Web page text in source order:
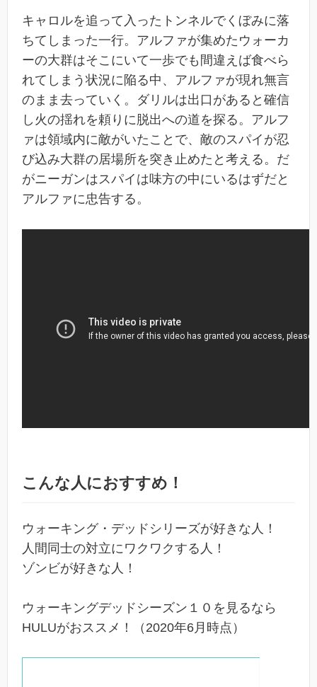
キャロルを追って入ったトンネルでくぼみに落
ちてしまった一行。アルファが集めたウォーカ
ーの大群はそこにいて一歩でも間違えば食べら
れてしまう状況に陥る中、アルファが現れ無言
のまま去っていく。ダリルは出口があると確信
し火の揺れを頼りに脱出への道を探る。アルフ
ァは領域内に敵がいたことで、敵のスパイが忍
び込み大群の居場所を突き止めたと考える。だ
がニーガンはスパイは味方の中にいるはずだと
アルファに忠告する。
こんな人におすすめ！
ウォーキング・デッドシリーズが好きな人！
人間同士の対立にワクワクする人！
ゾンビが好きな人！
ウォーキングデッドシーズン１０を見るなら
HULUがおススメ！（2020年6月時点）